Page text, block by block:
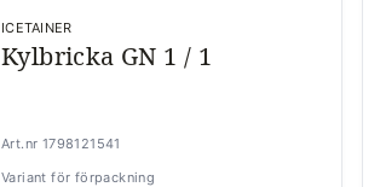
ICETAINER
Kylbricka GN 1 / 1
Art.nr 1798121541
Variant för förpackning